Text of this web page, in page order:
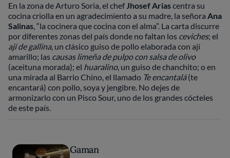
En la zona de Arturo Soria, el chefJhosef Ariascentra su
cocina criolla en un agradecimiento a su madre, la señora Ana
Salinas, “la cocinera que cocina con el alma”. La carta discurre
por diferentes zonas del país donde no faltan los ceviches; el
ají de gallina, un clásico guiso de pollo elaborada con ají
amarillo; las causas limeña de pulpo con salsa de olivo
(aceituna morada); el huaralino, un guiso de chanchito; o en
una mirada al Barrio Chino, el llamado Te encantalá(te
encantará) con pollo, soya y jengibre. No dejes de
armonizarlo con un Pisco Sour, uno de los grandes cócteles
de este país.
Gaman